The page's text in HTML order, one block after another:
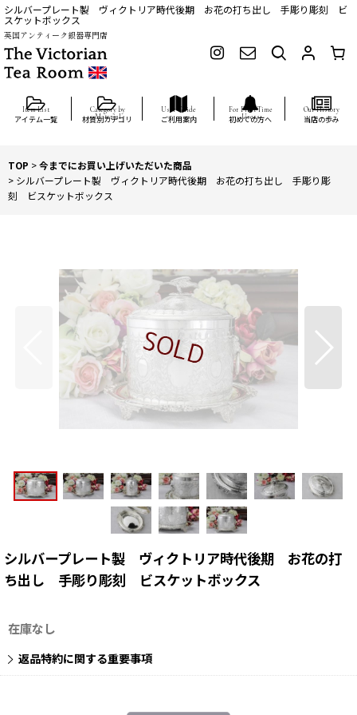
シルバープレート製 ヴィクトリア時代後期 お花の打ち出し 手彫り彫刻 ビ
スケットボックス
英国アンティーク銀器専門店
アイテム一覧 材質別カテゴリ ご利用案内 初めての方へ 当店の歩み
TOP >今までにお買い上げいただいた商品
> シルバープレート製 ヴィクトリア時代後期 お花の打ち出し 手彫り彫
刻 ビスケットボックス
シルバープレート製 ヴィクトリア時代後期 お花の打
ち出し 手彫り彫刻 ビスケットボックス
在庫なし
返品特約に関する重要事項